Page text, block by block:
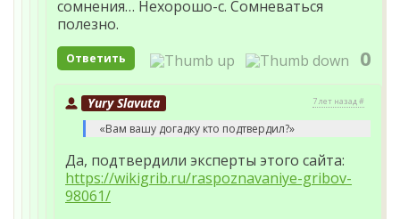
сомнения… Нехорошо-с. Сомневаться
полезно.
Ответить 0
Yury Slavuta 7 лет назад #
«Вам вашу догадку кто подтвердил?»
Да, подтвердили эксперты этого сайта:
https://wikigrib.ru/raspoznavaniye-gribov-
98061/